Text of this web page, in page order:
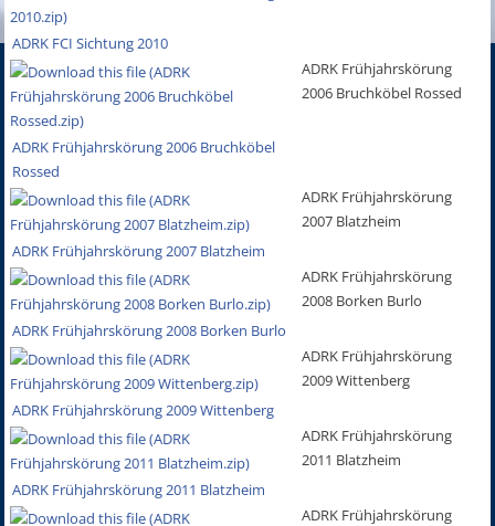
ADRK FCI Sichtung 2010
ADRK Frühjahrskörung 2006 Bruchköbel
Rossed
ADRK Frühjahrskörung
2006 Bruchköbel Rossed
ADRK Frühjahrskörung 2007 Blatzheim
ADRK Frühjahrskörung
2007 Blatzheim
ADRK Frühjahrskörung 2008 Borken Burlo
ADRK Frühjahrskörung
2008 Borken Burlo
ADRK Frühjahrskörung 2009 Wittenberg
ADRK Frühjahrskörung
2009 Wittenberg
ADRK Frühjahrskörung 2011 Blatzheim
ADRK Frühjahrskörung
2011 Blatzheim
ADRK Frühjahrskörung